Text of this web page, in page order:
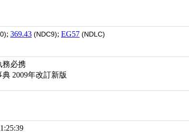
; 369.43 (NDC9); EG57 (NDLC)
務必携
2009年改訂新版